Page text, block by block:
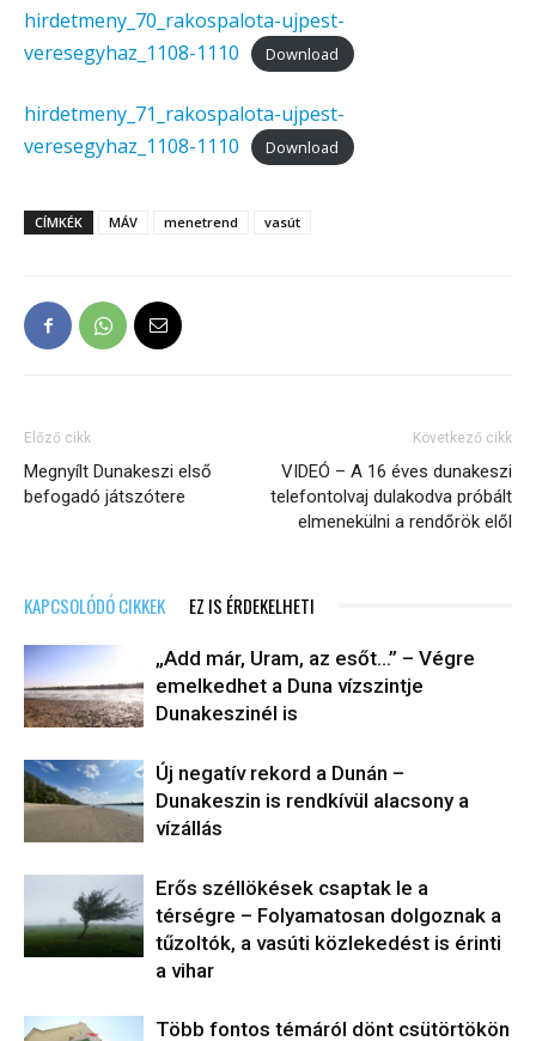
hirdetmeny_70_rakospalota-ujpest-
veresegyhaz_1108-1110
Download
hirdetmeny_71_rakospalota-ujpest-
veresegyhaz_1108-1110
Download
CÍMKÉK MÁV menetrend vasút
Előző cikk
Megnyílt Dunakeszi első
befogadó játszótere
Következő cikk
VIDEÓ – A 16 éves dunakeszi
telefontolvaj dulakodva próbált
elmenekülni a rendőrök elől
KAPCSOLÓDÓ CIKKEK EZ IS ÉRDEKELHETI
„Add már, Uram, az esőt…” – Végre
emelkedhet a Duna vízszintje
Dunakeszinél is
Új negatív rekord a Dunán –
Dunakeszin is rendkívül alacsony a
vízállás
Erős széllökések csaptak le a
térségre – Folyamatosan dolgoznak a
tűzoltók, a vasúti közlekedést is érinti
a vihar
Több fontos témáról dönt csütörtökön